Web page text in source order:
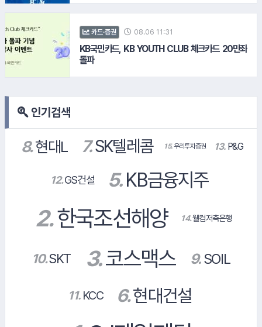
카드·증권 08.06 11:31
KB국민카드, KB YOUTH CLUB 체크카드 20만좌
돌파
인기검색
14.웰컴저축은행
#롯데리아
#오뚜기
#토스뱅크
#컴투스
#KB국민카드